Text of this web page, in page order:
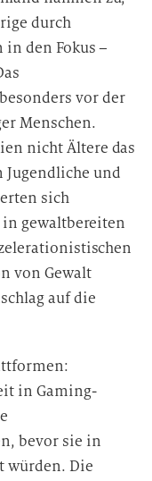
durch
den Fokus –
vor der
Menschen.
nicht Ältere das
und
sich
gewaltbereiten
von Gewalt
auf die
in Gaming-
bevor sie in
würden. Die